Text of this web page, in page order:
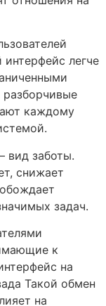
легче
каждому
вид заботы.
снижает
задач.
к
на
Такой обмен
на